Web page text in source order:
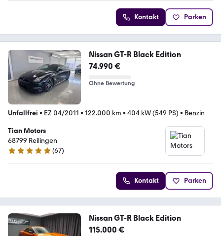
Kontakt Parken
Nissan GT-R Black Edition
74.990 €
Ohne Bewertung
Unfallfrei • EZ 04/2011 • 122.000 km • 404 kW (549 PS) • Benzin
Tian Motors
68799 Reilingen
5 Sterne
(67)
Kontakt Parken
Nissan GT-R Black Edition
115.000 €